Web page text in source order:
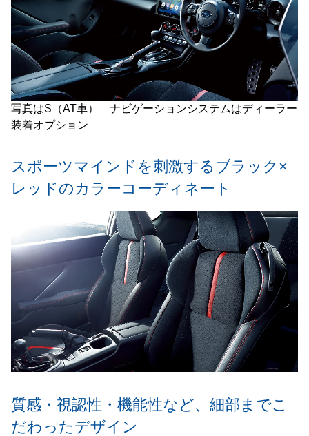
写真はS（AT車） ナビゲーションシステムはディーラー
装着オプション
スポーツマインドを刺激するブラック×
レッドのカラーコーディネート
質感・視認性・機能性など、細部までこ
だわったデザイン